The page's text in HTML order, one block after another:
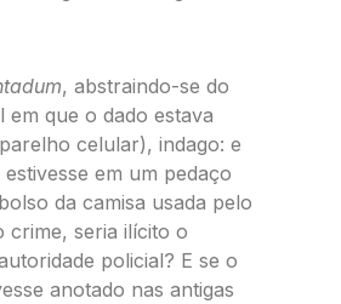
, abstraindo-se do
em que o dado estava
celular), indago: e
em um pedaço
da camisa usada pelo
crime, seria ilícito o
policial? E se o
anotado nas antigas